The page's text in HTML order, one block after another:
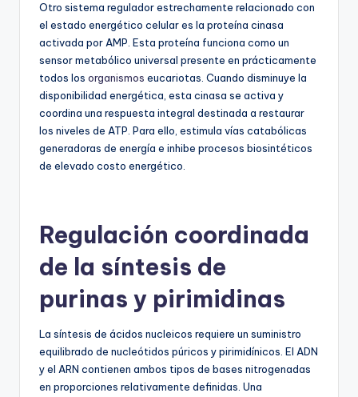
Otro sistema regulador estrechamente relacionado con
el estado energético celular es la proteína cinasa
activada por AMP. Esta proteína funciona como un
sensor metabólico universal presente en prácticamente
todos los organismos eucariotas. Cuando disminuye la
disponibilidad energética, esta cinasa se activa y
coordina una respuesta integral destinada a restaurar
los niveles de ATP. Para ello, estimula vías catabólicas
generadoras de energía e inhibe procesos biosintéticos
de elevado costo energético.
Regulación coordinada
de la síntesis de
purinas y pirimidinas
La síntesis de ácidos nucleicos requiere un suministro
equilibrado de nucleótidos púricos y pirimidínicos. El ADN
y el ARN contienen ambos tipos de bases nitrogenadas
en proporciones relativamente definidas. Una